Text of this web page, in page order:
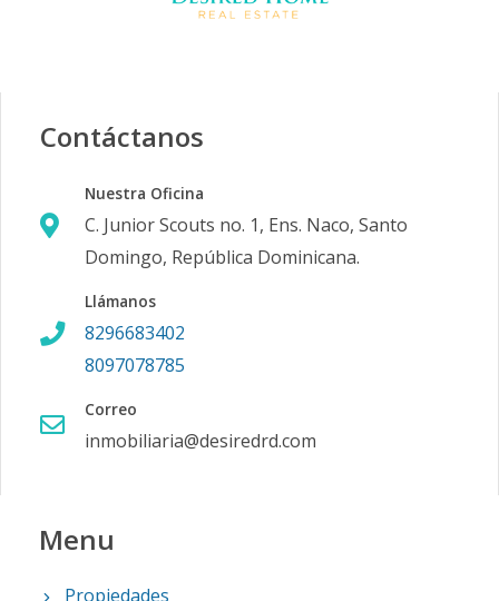
Contáctanos
Nuestra Oficina
C. Junior Scouts no. 1, Ens. Naco, Santo
Domingo, República Dominicana.
Llámanos
8296683402
8097078785
Correo
inmobiliaria@desiredrd.com
Menu
Propiedades